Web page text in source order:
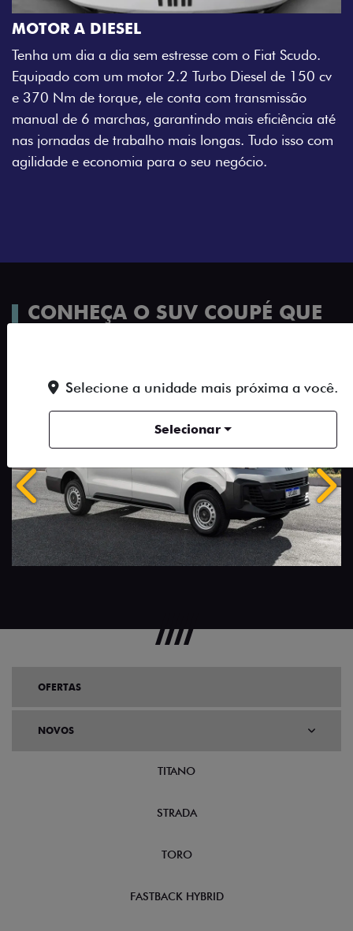
MOTOR A DIESEL
Tenha um dia a dia sem estresse com o Fiat Scudo.
Equipado com um motor 2.2 Turbo Diesel de 150 cv
e 370 Nm de torque, ele conta com transmissão
manual de 6 marchas, garantindo mais eficiência até
nas jornadas de trabalho mais longas. Tudo isso com
agilidade e economia para o seu negócio.
CONHEÇA O SUV COUPÉ QUE
Anterior
OFERTAS
NOVOS
TITANO
STRADA
TORO
FASTBACK HYBRID
Selecione a unidade mais próxima a você.
Selecionar